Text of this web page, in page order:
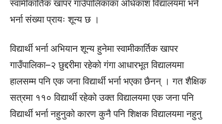
स्वामीकार्तिक खापर गाउँपालिकाका अधिकांश विद्यालयमा भने
भर्ना संख्या प्रायः शून्य छ ।
विद्यार्थी भर्ना अभियान शून्य हुनेमा स्वामीकार्तिक खापर
गाउँपालिका–२ छुद्दरीमा रहेको गंगा आधारभूत विद्यालयमा
हालसम्म पनि एक जना विद्यार्थी भर्ना भएका छैनन् । गत शैक्षिक
सत्रमा ११० विद्यार्थी रहेको उक्त विद्यालयमा एक जना पनि
विद्यार्थी भर्ना नहुनुको कारण कुनै पनि शिक्षक विद्यालयमा नहुनु